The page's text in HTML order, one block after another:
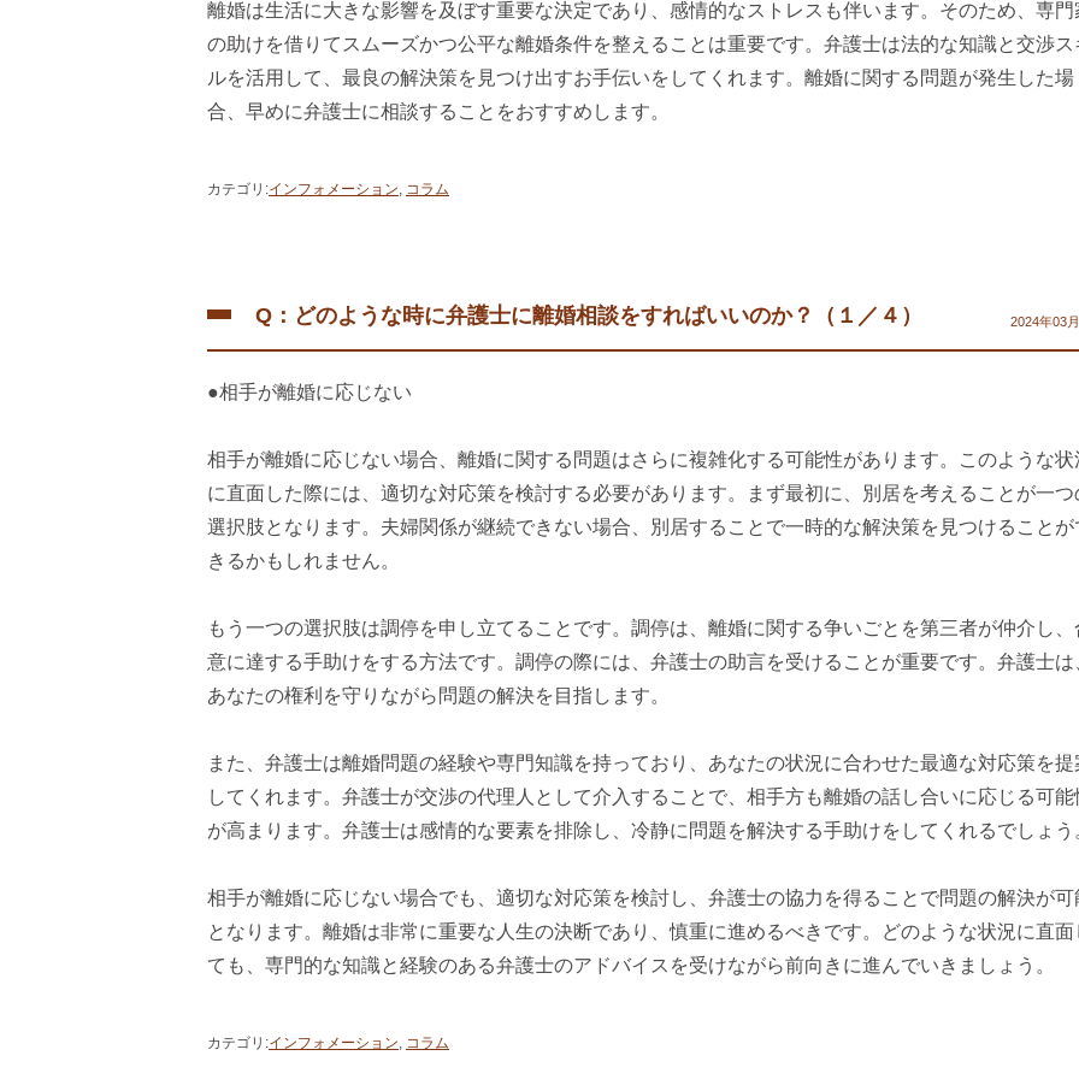
離婚は生活に大きな影響を及ぼす重要な決定であり、感情的なストレスも伴います。そのため、専門
の助けを借りてスムーズかつ公平な離婚条件を整えることは重要です。弁護士は法的な知識と交渉ス
ルを活用して、最良の解決策を見つけ出すお手伝いをしてくれます。離婚に関する問題が発生した場
合、早めに弁護士に相談することをおすすめします。
カテゴリ :インフォメーション, コラム
Q：どのような時に弁護士に離婚相談をすればいいのか？（１／４） 2024年03
●相手が離婚に応じない
相手が離婚に応じない場合、離婚に関する問題はさらに複雑化する可能性があります。このような状
に直面した際には、適切な対応策を検討する必要があります。まず最初に、別居を考えることが一つ
選択肢となります。夫婦関係が継続できない場合、別居することで一時的な解決策を見つけることが
きるかもしれません。
もう一つの選択肢は調停を申し立てることです。調停は、離婚に関する争いごとを第三者が仲介し、
意に達する手助けをする方法です。調停の際には、弁護士の助言を受けることが重要です。弁護士は
あなたの権利を守りながら問題の解決を目指します。
また、弁護士は離婚問題の経験や専門知識を持っており、あなたの状況に合わせた最適な対応策を提
してくれます。弁護士が交渉の代理人として介入することで、相手方も離婚の話し合いに応じる可能
が高まります。弁護士は感情的な要素を排除し、冷静に問題を解決する手助けをしてくれるでしょう
相手が離婚に応じない場合でも、適切な対応策を検討し、弁護士の協力を得ることで問題の解決が可
となります。離婚は非常に重要な人生の決断であり、慎重に進めるべきです。どのような状況に直面
ても、専門的な知識と経験のある弁護士のアドバイスを受けながら前向きに進んでいきましょう。
カテゴリ :インフォメーション, コラム